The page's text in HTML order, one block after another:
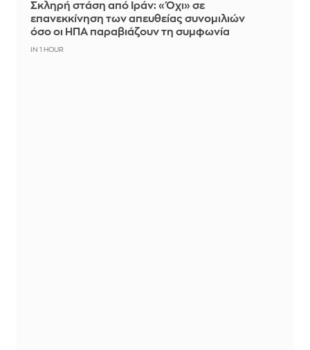
Σκληρή στάση από Ιράν: «Όχι» σε
επανεκκίνηση των απευθείας συνομιλιών
όσο οι ΗΠΑ παραβιάζουν τη συμφωνία
IN 1 HOUR